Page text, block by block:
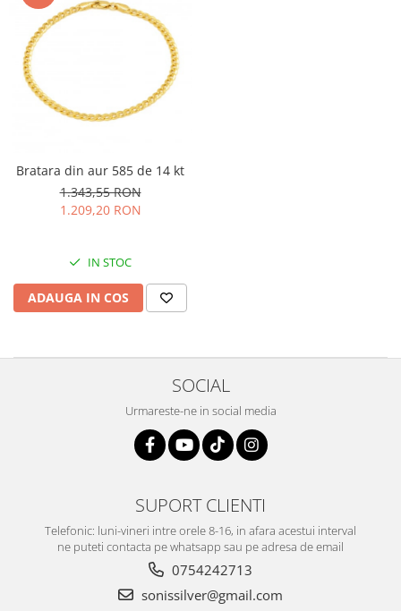
Bratara din aur 585 de 14 kt
1.343,55 RON
1.209,20 RON
IN STOC
ADAUGA IN COS
SOCIAL
Urmareste-ne in social media
SUPORT CLIENTI
Telefonic: luni-vineri intre orele 8-16, in afara acestui interval
ne puteti contacta pe whatsapp sau pe adresa de email
0754242713
sonissilver@gmail.com